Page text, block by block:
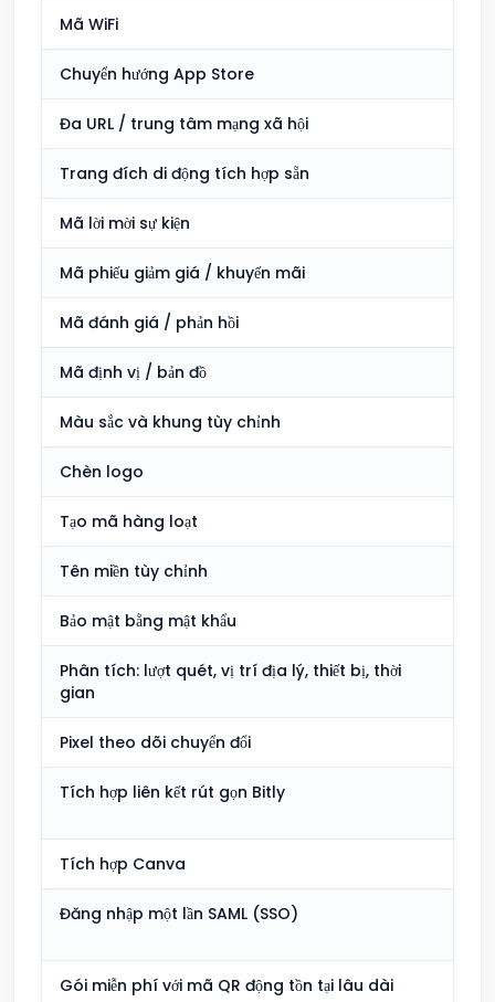
Mã WiFi
Chuyển hướng App Store
Đa URL / trung tâm mạng xã hội
Trang đích di động tích hợp sẵn
Mã lời mời sự kiện
Mã phiếu giảm giá / khuyến mãi
Mã đánh giá / phản hồi
Mã định vị / bản đồ
Màu sắc và khung tùy chỉnh
Chèn logo
Tạo mã hàng loạt
Tên miền tùy chỉnh
Bảo mật bằng mật khẩu
Phân tích: lượt quét, vị trí địa lý, thiết bị, thời
gian
Pixel theo dõi chuyển đổi
Tích hợp liên kết rút gọn Bitly
Tích hợp Canva
Đăng nhập một lần SAML (SSO)
Gói miễn phí với mã QR động tồn tại lâu dài